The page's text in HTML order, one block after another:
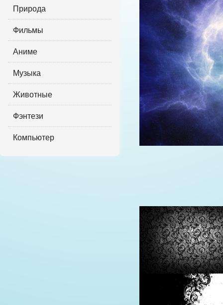
Природа
Фильмы
Аниме
Музыка
Животные
Фэнтези
Компьютер